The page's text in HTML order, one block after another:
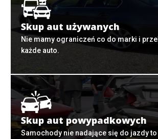
Skup aut używanych
Nie mamy ograniczeń co do marki i
każde auto.
Skup aut powypadkowych
Samochody nie nadające się do jazdy